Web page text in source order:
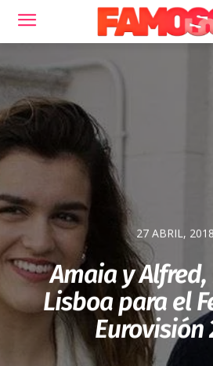
27 ABRIL, 2018
Amaia y
Lisboa para el
Eurovisión